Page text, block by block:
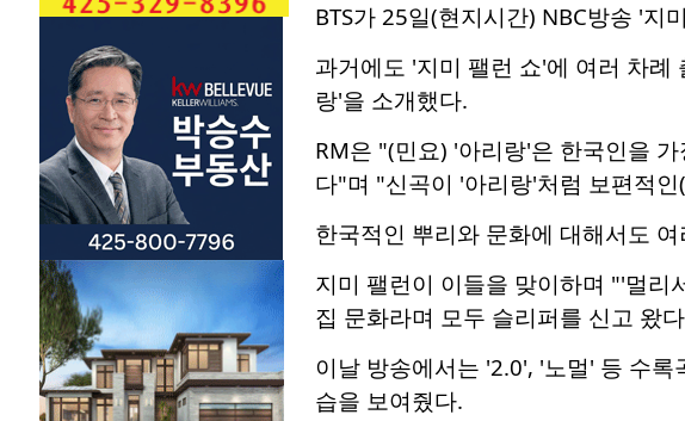
BTS가 25일(현지시간) NBC방송 '지
과거에도 '지미 팰런 쇼'에 여러 차례
랑'을 소개했다.
RM은 "(민요) '아리랑'은 한국인을
다"며 "신곡이 '아리랑'처럼 보편적
한국적인 뿌리와 문화에 대해서도
지미 팰런이 이들을 맞이하며 "'멀
집 문화라며 모두 슬리퍼를 신고 왔
이날 방송에서는 '2.0', '노멀' 등 수
습을 보여줬다.